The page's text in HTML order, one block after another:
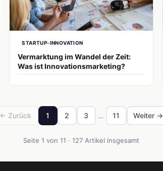
STARTUP-INNOVATION
Vermarktung im Wandel der Zeit:
Was ist Innovationsmarketing?
← Zurück 1 2 3 … 11 Weiter →
Seite 1 von 11 · 127 Artikel insgesamt